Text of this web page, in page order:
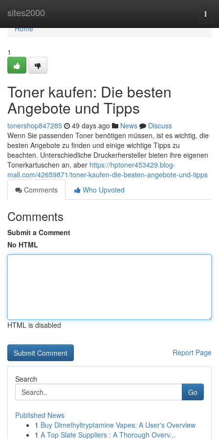
sites2000
Home
Home
1
Toner kaufen: Die besten
Angebote und Tipps
tonershop847285 49 days ago News
Discuss
Wenn Sie passenden Toner benötigen müssen, ist es wichtig, die
besten Angebote zu finden und einige wichtige Tipps zu
beachten. Unterschiedliche Druckerhersteller bieten ihre eigenen
Tonerkartuschen an, aber https://hptoner453429.blog-
mall.com/42659871/toner-kaufen-die-besten-angebote-und-tipps
Comments
Who Upvoted
Comments
Submit a Comment
No HTML
HTML is disabled
Report Page
Search
Go
Published News
1 Buy Dimethyltryptamine Vapes: A User's Overview
1 A Top Slate Suppliers : A Thorough Overv...